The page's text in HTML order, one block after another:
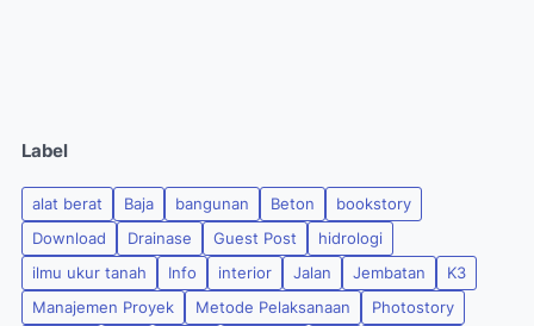
Label
alat berat Baja bangunan Beton
bookstory
Download
Drainase Guest Post
hidrologi
ilmu ukur tanah
Info interior Jalan Jembatan
K3
Manajemen Proyek
Metode Pelaksanaan
Photostory